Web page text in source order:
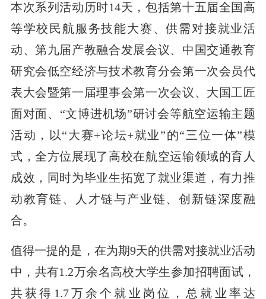
本次系列活动历时14天，包括第十五届全国高
等学校民航服务技能大赛、供需对接就业活
动、第九届产教融合发展会议、中国交通教育
研究会低空经济与技术教育分会第一次会员代
表大会暨第一届理事会第一次会议、大国工匠
面对面、“文博进机场”研讨会等航空运输主题
活动，以“大赛+论坛+就业”的“三位一体”模
式，全方位展现了高校在航空运输领域的育人
成效，同时为毕业生拓宽了就业渠道，有力推
动教育链、人才链与产业链、创新链深度融
合。
值得一提的是，在为期9天的供需对接就业活动
中，共有1.2万余名高校大学生参加招聘面试，
共获得1.7万余个就业岗位，总就业率达